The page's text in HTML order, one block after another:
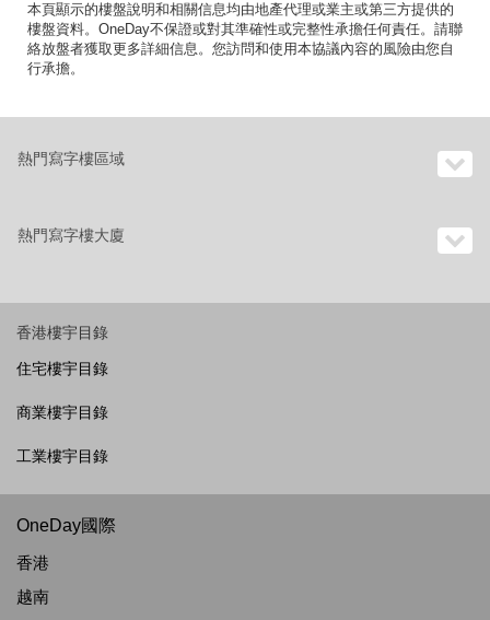
本頁顯示的樓盤說明和相關信息均由地產代理或業主或第三方提供的
樓盤資料。OneDay不保證或對其準確性或完整性承擔任何責任。請聯
絡放盤者獲取更多詳細信息。您訪問和使用本協議內容的風險由您自
行承擔。
熱門寫字樓區域
熱門寫字樓大廈
香港樓宇目錄
住宅樓宇目錄
商業樓宇目錄
工業樓宇目錄
OneDay國際
香港
越南